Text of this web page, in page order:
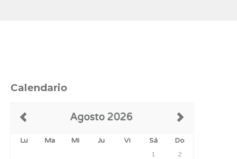
Calendario
Agosto 2026
Lu Ma Mi Ju Vi Sá
Do
1
2